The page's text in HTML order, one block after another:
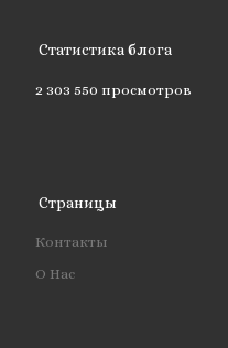
Статистика блога
2 303 550 просмотров
Страницы
Контакты
О Нас